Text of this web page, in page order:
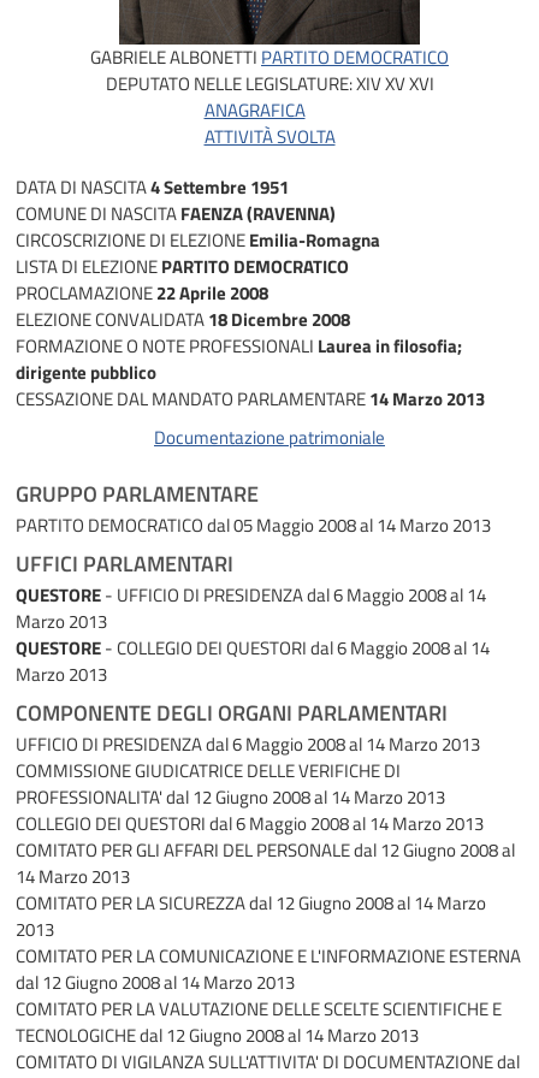
GABRIELE ALBONETTI PARTITO DEMOCRATICO
DEPUTATO NELLE LEGISLATURE:XIVXVXVI
ANAGRAFICA
ATTIVITÀ SVOLTA
DATA DI NASCITA4 Settembre 1951
COMUNE DI NASCITAFAENZA (RAVENNA)
CIRCOSCRIZIONE DI ELEZIONEEmilia-Romagna
LISTA DI ELEZIONEPARTITO DEMOCRATICO
PROCLAMAZIONE22 Aprile 2008
ELEZIONE CONVALIDATA18 Dicembre 2008
FORMAZIONE O NOTE PROFESSIONALI Laurea in filosofia;
dirigente pubblico
CESSAZIONE DAL MANDATO PARLAMENTARE14 Marzo 2013
Documentazione patrimoniale
GRUPPO PARLAMENTARE
PARTITO DEMOCRATICOdal 05 Maggio 2008 al 14 Marzo 2013
UFFICI PARLAMENTARI
QUESTORE- UFFICIO DI PRESIDENZAdal 6 Maggio 2008 al 14
Marzo 2013
QUESTORE- COLLEGIO DEI QUESTORIdal 6 Maggio 2008 al 14
Marzo 2013
COMPONENTE DEGLI ORGANI PARLAMENTARI
UFFICIO DI PRESIDENZAdal 6 Maggio 2008 al 14 Marzo 2013
COMMISSIONE GIUDICATRICE DELLE VERIFICHE DI
PROFESSIONALITA'dal 12 Giugno 2008 al 14 Marzo 2013
COLLEGIO DEI QUESTORIdal 6 Maggio 2008 al 14 Marzo 2013
COMITATO PER GLI AFFARI DEL PERSONALEdal 12 Giugno 2008 al
14 Marzo 2013
COMITATO PER LA SICUREZZAdal 12 Giugno 2008 al 14 Marzo
2013
COMITATO PER LA COMUNICAZIONE E L'INFORMAZIONE ESTERNA
dal 12 Giugno 2008 al 14 Marzo 2013
COMITATO PER LA VALUTAZIONE DELLE SCELTE SCIENTIFICHE E
TECNOLOGICHEdal 12 Giugno 2008 al 14 Marzo 2013
COMITATO DI VIGILANZA SULL'ATTIVITA' DI DOCUMENTAZIONEdal